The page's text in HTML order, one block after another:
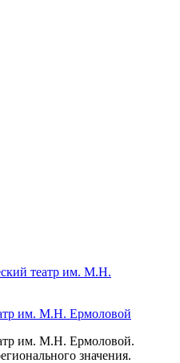
им. М.Н. Ермоловой
им. М.Н. Ермоловой.
значения.